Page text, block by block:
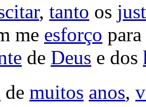
, tanto os
me esforço para
de Deus e dos
de muitos anos,